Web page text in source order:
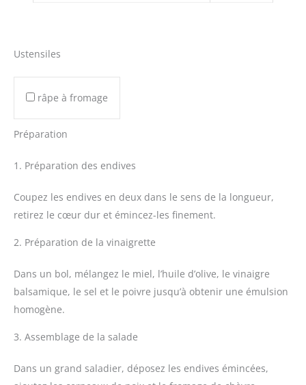
Ustensiles
râpe à fromage
Préparation
1. Préparation des endives
Coupez les endives en deux dans le sens de la longueur,
retirez le cœur dur et émincez-les finement.
2. Préparation de la vinaigrette
Dans un bol, mélangez le miel, l’huile d’olive, le vinaigre
balsamique, le sel et le poivre jusqu’à obtenir une émulsion
homogène.
3. Assemblage de la salade
Dans un grand saladier, déposez les endives émincées,